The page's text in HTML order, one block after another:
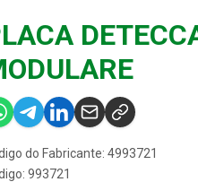
do Fabricante: 4993721
993721